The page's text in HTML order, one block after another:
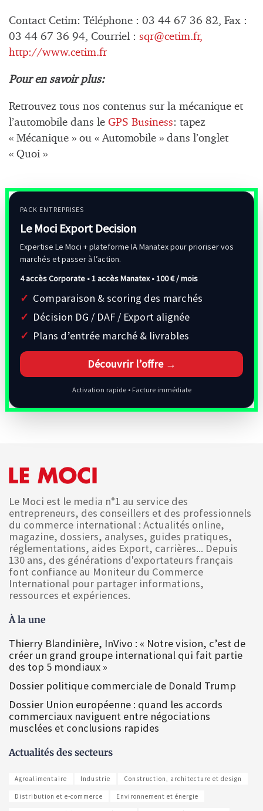
Contact Cetim: Téléphone : 03 44 67 36 82, Fax :
03 44 67 36 94, Courriel : sqr@cetim.fr,
http://www.cetim.fr
Pour en savoir plus:
Retrouvez tous nos contenus sur la mécanique et
l’automobile dans le GPS Business: tapez
« Mécanique » ou « Automobile » dans l’onglet
« Quoi »
PACK ENTREPRISES
Le Moci Export Decision
Expertise Le Moci + plateforme IA Manatex pour prioriser vos
marchés et passer à l’action.
4 accès Corporate • 1 accès Manatex •100 € / mois
Comparaison & scoring des marchés
Décision DG / DAF / Export alignée
Plans d’entrée marché & livrables
Découvrir l’offre →
Activation rapide • Facture immédiate
Le Moci est le media n°1 au service des
entrepreneurs, des conseillers et des professionnels
du commerce international : Actualités online,
magazine, dossiers, analyses, guides pratiques,
réglementations, aides Export, carrières... Depuis
130 ans, des générations d'exportateurs français
font confiance au Moniteur du Commerce
International pour partager informations,
ressources et expériences.
À la une
Thierry Blandinière, InVivo : « Notre vision, c’est de
créer un grand groupe international qui fait partie
des top 5 mondiaux »
Dossier politique commerciale de Donald Trump
Dossier Union européenne : quand les accords
commerciaux naviguent entre négociations
musclées et conclusions rapides
Actualités des secteurs
Agroalimentaire Industrie Construction, architecture et design
Distribution et e-commerce Environnement et énergie